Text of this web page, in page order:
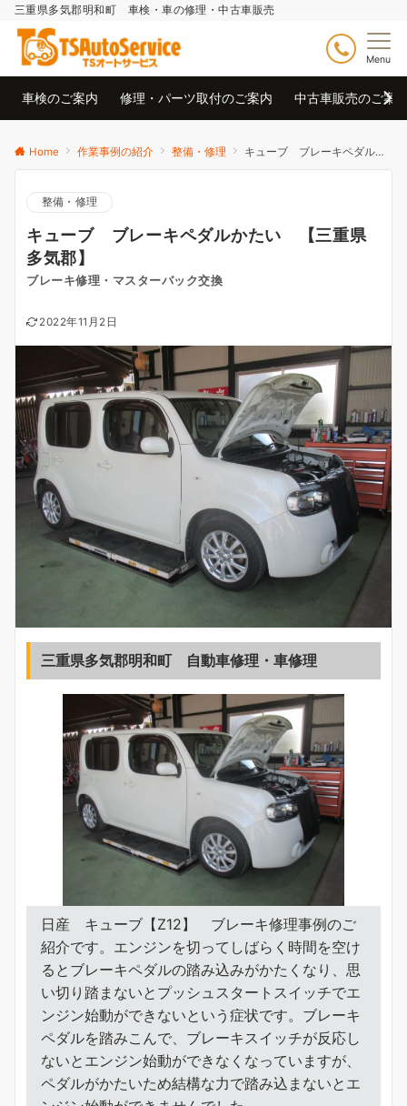
三重県多気郡明和町 車検・車の修理・中古車販売
Menu
車検のご案内 修理・パーツ取付のご案内 中古車販売のご案
Home 作業事例の紹介 整備・修理 キューブ ブレーキペダルかたい 【三重県多気郡】
整備・修理
キューブ ブレーキペダルかたい 【三重県
多気郡】
ブレーキ修理・マスターバック交換
2022年11月2日
三重県多気郡明和町 自動車修理・車修理
日産 キューブ【Z12】 ブレーキ修理事例のご
紹介です。エンジンを切ってしばらく時間を空け
るとブレーキペダルの踏み込みがかたくなり、思
い切り踏まないとプッシュスタートスイッチでエ
ンジン始動ができないという症状です。ブレーキ
ペダルを踏みこんで、ブレーキスイッチが反応し
ないとエンジン始動ができなくなっていますが、
ペダルがかたいため結構な力で踏み込まないとエ